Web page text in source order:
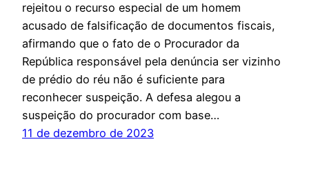
rejeitou o recurso especial de um homem
acusado de falsificação de documentos fiscais,
afirmando que o fato de o Procurador da
República responsável pela denúncia ser vizinho
de prédio do réu não é suficiente para
reconhecer suspeição. A defesa alegou a
suspeição do procurador com base…
11 de dezembro de 2023